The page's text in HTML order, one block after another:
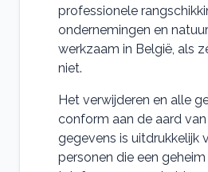
professionele
ondernemingen en
werkzaam in België, als
niet.
Het verwijderen en alle
conform aan de aard
gegevens is uitdrukkelijk
personen die een geheim